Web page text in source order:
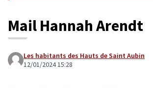
Mail Hannah Arendt
Les habitants des Hauts de Saint Aubin
12/01/2024 15:28